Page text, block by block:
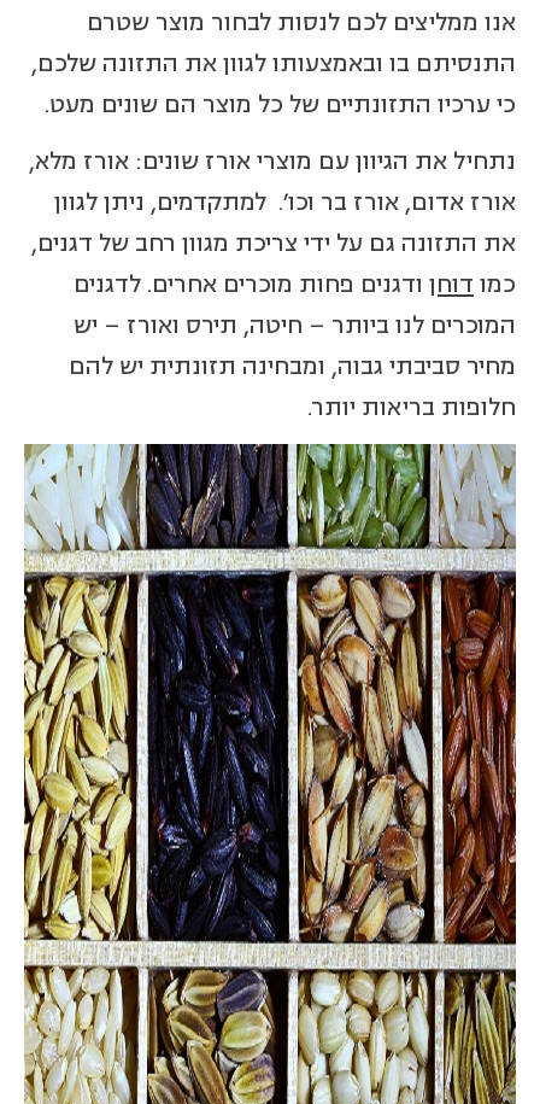
אנו ממליצים לכם לנסות לבחור מוצר שטרם
התנסיתם בו ובאמצעותו לגוון את התזונה שלכם,
כי ערכיו התזונתיים של כל מוצר הם שונים מעט.
נתחיל את הגיוון עם מוצרי אורז שונים: אורז מלא,
אורז אדום, אורז בר וכו'. למתקדמים, ניתן לגוון
את התזונה גם על ידי צריכת מגוון רחב של דגנים,
כמו דוחן ודגנים פחות מוכרים אחרים. לדגנים
המוכרים לנו ביותר – חיטה, תירס ואורז – יש
מחיר סביבתי גבוה, ומבחינה תזונתית יש להם
חלופות בריאות יותר.